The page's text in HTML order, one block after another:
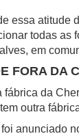
essa atitude
todas as
em
FORA DA
fábrica da
outra
anunciado